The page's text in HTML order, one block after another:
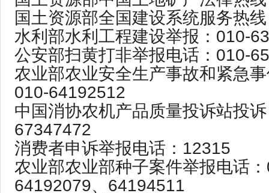
国土资源部全国建设系统服务热
水利部水利工程建设举报：010-
公安部扫黄打非举报电话：010-
农业部农业安全生产事故和紧急
010-64192512
中国消协农机产品质量投诉站投
67347472
消费者申诉举报电话：12315
农业部农业部种子案件举报电话
64192079、64194511